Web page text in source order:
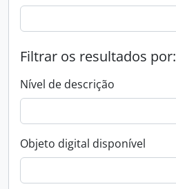
Filtrar os resultados por:
Nível de descrição
Objeto digital disponível